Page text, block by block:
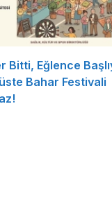
Bitti, Eğlence
Bahar Festivali